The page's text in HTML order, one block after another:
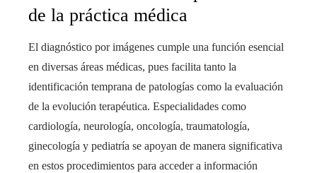
de la práctica médica
El diagnóstico por imágenes cumple una función esencial
en diversas áreas médicas, pues facilita tanto la
identificación temprana de patologías como la evaluación
de la evolución terapéutica. Especialidades como
cardiología, neurología, oncología, traumatología,
ginecología y pediatría se apoyan de manera significativa
en estos procedimientos para acceder a información